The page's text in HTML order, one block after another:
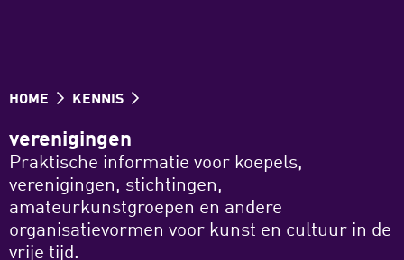
HOME KENNIS
verenigingen
Praktische informatie voor koepels,
verenigingen, stichtingen,
amateurkunstgroepen en andere
organisatievormen voor kunst en cultuur in de
vrije tijd.